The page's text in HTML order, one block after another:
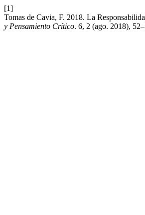
[1]
Tomas de Cavia, F. 2018. La
y Pensamiento Crítico. 6, 2 (ago. 2018),